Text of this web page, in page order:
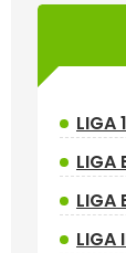
LIGA
LIGA
LIGA
LIGA